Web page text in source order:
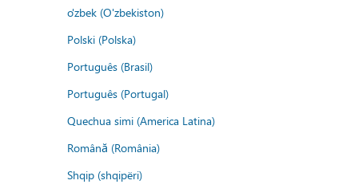
o'zbek (O'zbekiston)
Polski (Polska)
Português (Brasil)
Português (Portugal)
Quechua simi (America Latina)
Română (România)
Shqip (shqipëri)